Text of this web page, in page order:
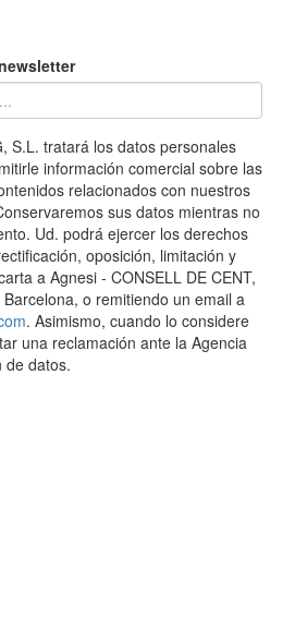
S.L. tratará los datos personales
información comercial sobre las
relacionados con nuestros
sus datos mientras no
Ud. podrá ejercer los derechos
oposición, limitación y
a Agnesi - CONSELL DE CENT,
o remitiendo un email a
. Asimismo, cuando lo considere
una reclamación ante la Agencia
de datos.